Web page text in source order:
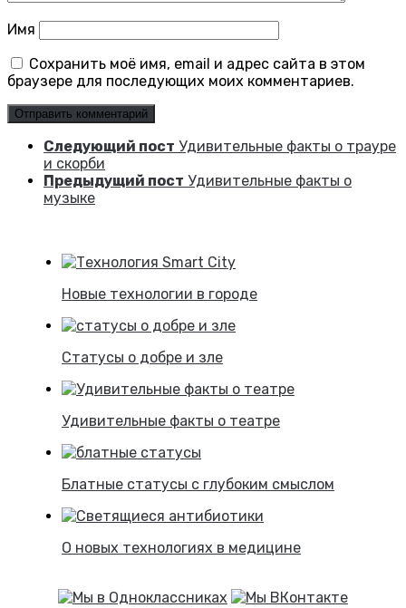
Имя
Сохранить моё имя, email и адрес сайта в этом
браузере для последующих моих комментариев.
Следующий пост Удивительные факты о трауре
и скорби
Предыдущий пост Удивительные факты о
музыке
Новые технологии в городе
Статусы о добре и зле
Удивительные факты о театре
Блатные статусы с глубоким смыслом
О новых технологиях в медицине